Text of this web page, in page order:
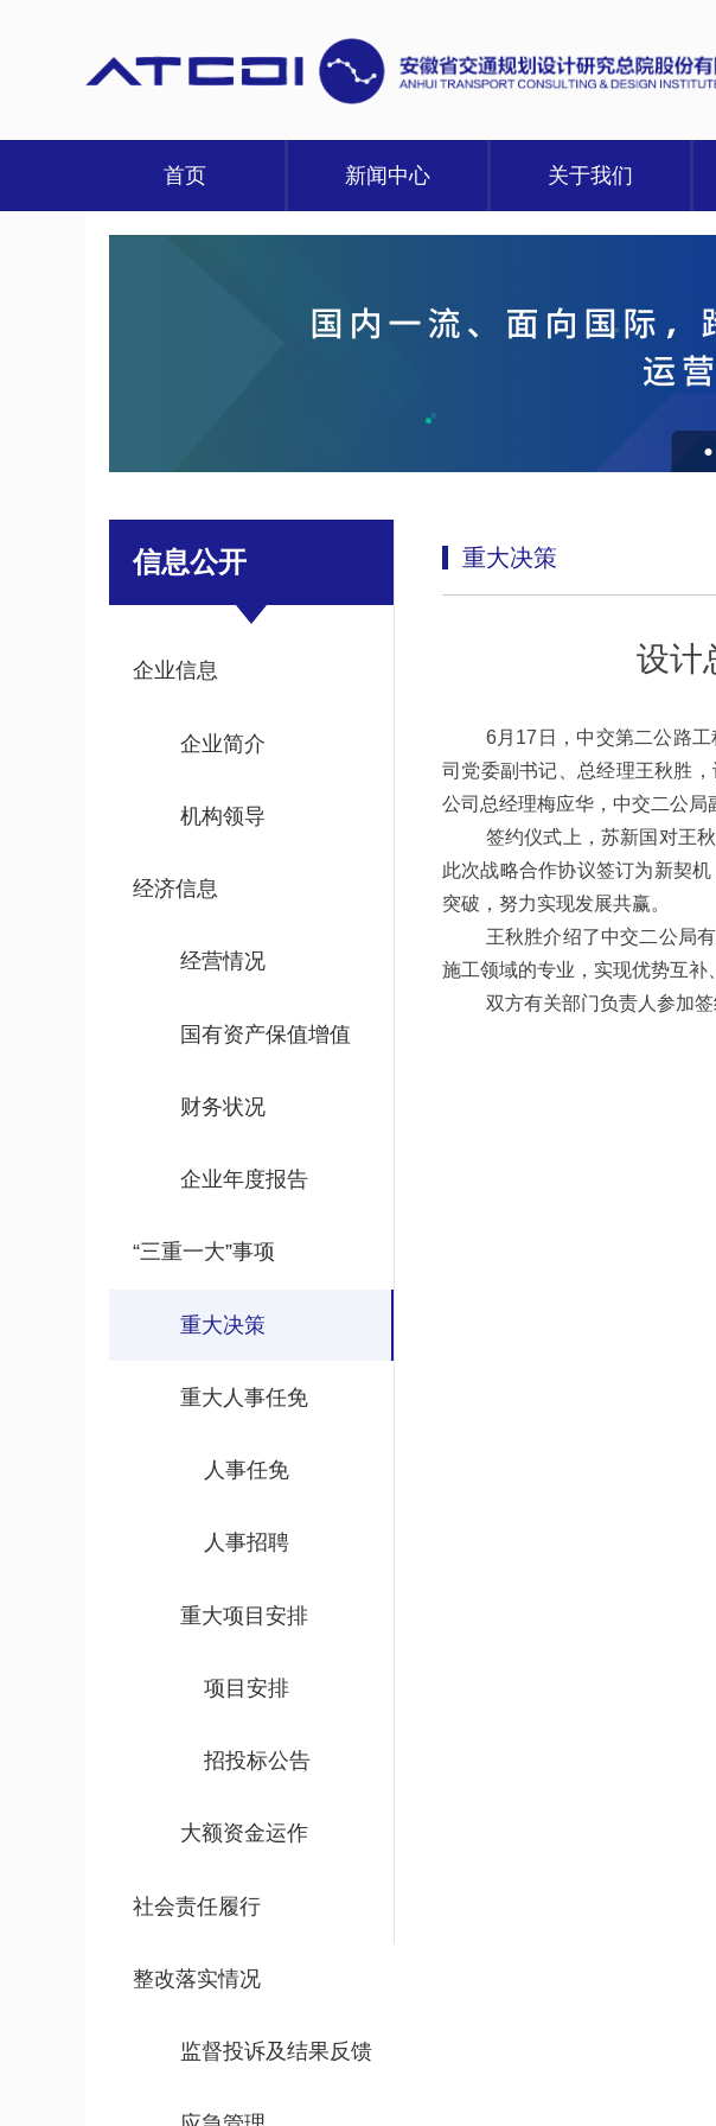
首页 新闻中心 关于我们
信息公开
企业信息
企业简介
机构领导
经济信息
经营情况
国有资产保值增值
财务状况
企业年度报告
“三重一大”事项
重大决策
重大人事任免
人事任免
人事招聘
重大项目安排
项目安排
招投标公告
大额资金运作
社会责任履行
整改落实情况
监督投诉及结果反馈
重大决策
设计
6月17日，中交第二公路
司党委副书记、总经理王秋胜
公司总经理梅应华，中交二公局
签约仪式上，苏新国对王
此次战略合作协议签订为新契
突破，努力实现发展共赢。
王秋胜介绍了中交二公局
施工领域的专业，实现优势互补
双方有关部门负责人参加签